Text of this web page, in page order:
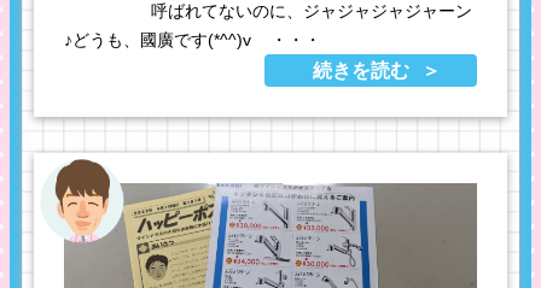
呼ばれてないのに、ジャジャジャジャーン
♪どうも、國廣です(*^^)v ・・・
続きを読む